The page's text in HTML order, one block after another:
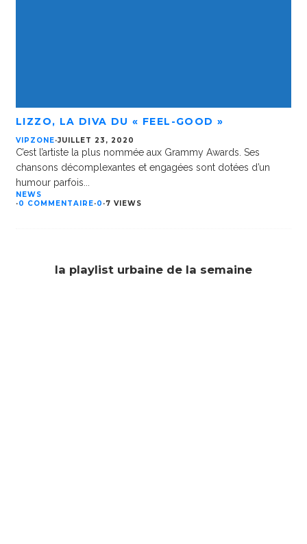
LIZZO, LA DIVA DU « FEEL-GOOD »
VIPZONE·JUILLET 23, 2020
C’est l’artiste la plus nommée aux Grammy Awards. Ses
chansons décomplexantes et engagées sont dotées d’un
humour parfois
NEWS
·0 COMMENTAIRE·0 ·7 VIEWS
la playlist urbaine de la semaine